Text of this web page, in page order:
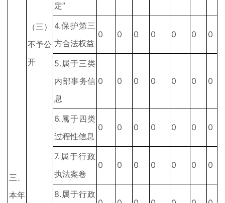
三、
本年
（三）
不予公
开
定”
4.保护第三
方合法权益
0 0 0 0 0 0 0
5.属于三类
内部事务信
息
0 0 0 0 0 0 0
6.属于四类
过程性信息
0 0 0 0 0 0 0
7.属于行政
执法案卷
0 0 0 0 0 0 0
8.属于行政